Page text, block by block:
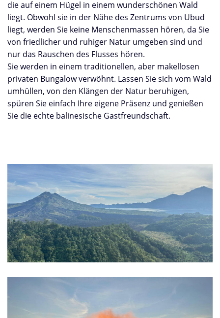
die auf einem Hügel in einem wunderschönen Wald
liegt. Obwohl sie in der Nähe des Zentrums von Ubud
liegt, werden Sie keine Menschenmassen hören, da Sie
von friedlicher und ruhiger Natur umgeben sind und
nur das Rauschen des Flusses hören.
Sie werden in einem traditionellen, aber makellosen
privaten Bungalow verwöhnt. Lassen Sie sich vom Wald
umhüllen, von den Klängen der Natur beruhigen,
spüren Sie einfach Ihre eigene Präsenz und genießen
Sie die echte balinesische Gastfreundschaft.